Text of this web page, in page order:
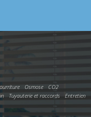
Osmose
CO2
Tuyauterie et raccords
Entretien